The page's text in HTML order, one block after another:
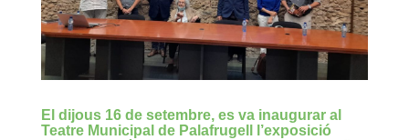
El dijous 16 de setembre, es va inaugurar al
Teatre Municipal de Palafrugell l’exposició